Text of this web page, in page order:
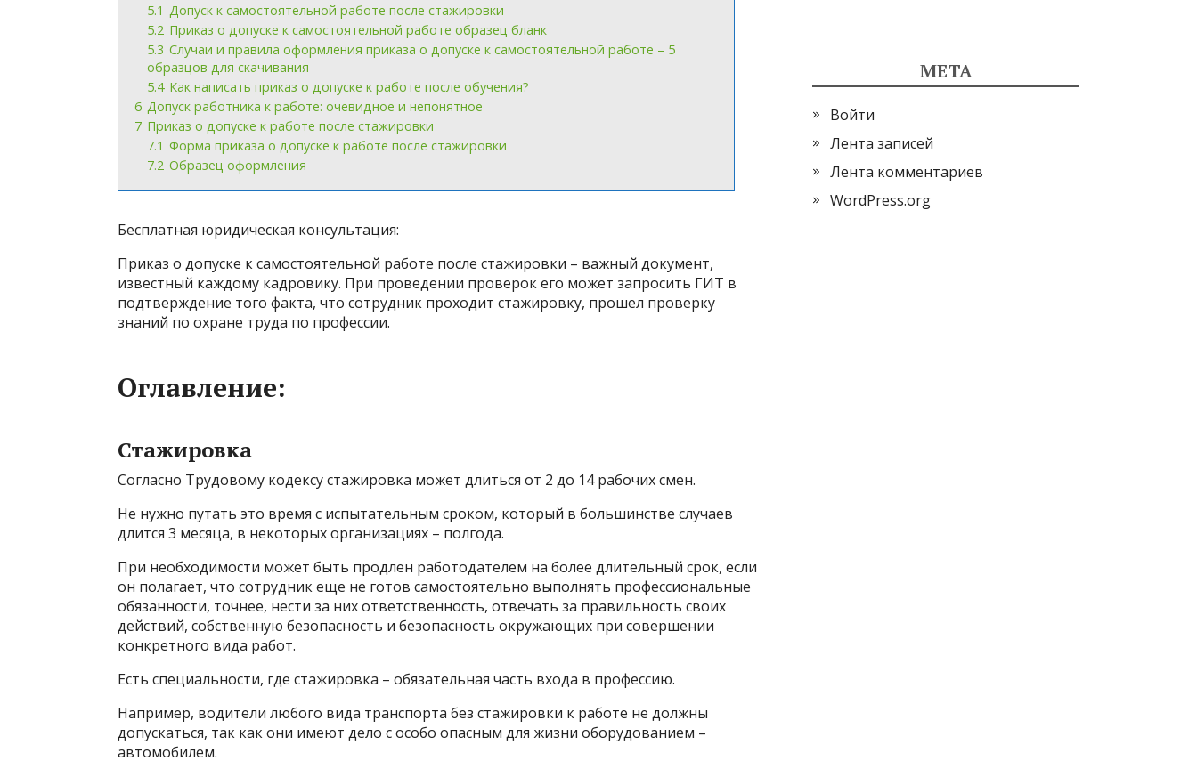
5.1 Допуск к самостоятельной работе после стажировки
5.2 Приказ о допуске к самостоятельной работе образец бланк
5.3 Случаи и правила оформления приказа о допуске к самостоятельной работе – 5
образцов для скачивания
5.4 Как написать приказ о допуске к работе после обучения?
6 Допуск работника к работе: очевидное и непонятное
7 Приказ о допуске к работе после стажировки
7.1 Форма приказа о допуске к работе после стажировки
7.2 Образец оформления
Бесплатная юридическая консультация:
Приказ о допуске к самостоятельной работе после стажировки – важный документ,
известный каждому кадровику. При проведении проверок его может запросить ГИТ в
подтверждение того факта, что сотрудник проходит стажировку, прошел проверку
знаний по охране труда по профессии.
Оглавление:
Стажировка
Согласно Трудовому кодексу стажировка может длиться от 2 до 14 рабочих смен.
Не нужно путать это время с испытательным сроком, который в большинстве случаев
длится 3 месяца, в некоторых организациях – полгода.
При необходимости может быть продлен работодателем на более длительный срок, если
он полагает, что сотрудник еще не готов самостоятельно выполнять профессиональные
обязанности, точнее, нести за них ответственность, отвечать за правильность своих
действий, собственную безопасность и безопасность окружающих при совершении
конкретного вида работ.
Есть специальности, где стажировка – обязательная часть входа в профессию.
Например, водители любого вида транспорта без стажировки к работе не должны
допускаться, так как они имеют дело с особо опасным для жизни оборудованием –
автомобилем.
МЕТА
Войти
Лента записей
Лента комментариев
WordPress.org